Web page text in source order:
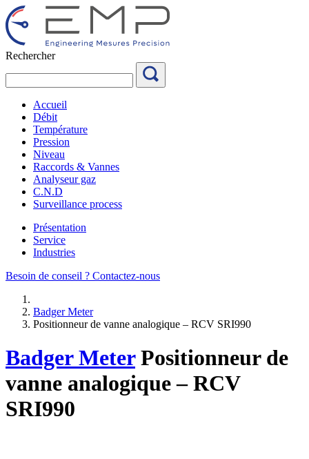
Aller
au
contenu
Rechercher
Accueil
Débit
Température
Pression
Niveau
Raccords & Vannes
Analyseur gaz
C.N.D
Surveillance process
Présentation
Service
Industries
Besoin de conseil ? Contactez-nous
Badger Meter
Positionneur de vanne analogique – RCV SRI990
Badger Meter Positionneur de
vanne analogique – RCV
SRI990